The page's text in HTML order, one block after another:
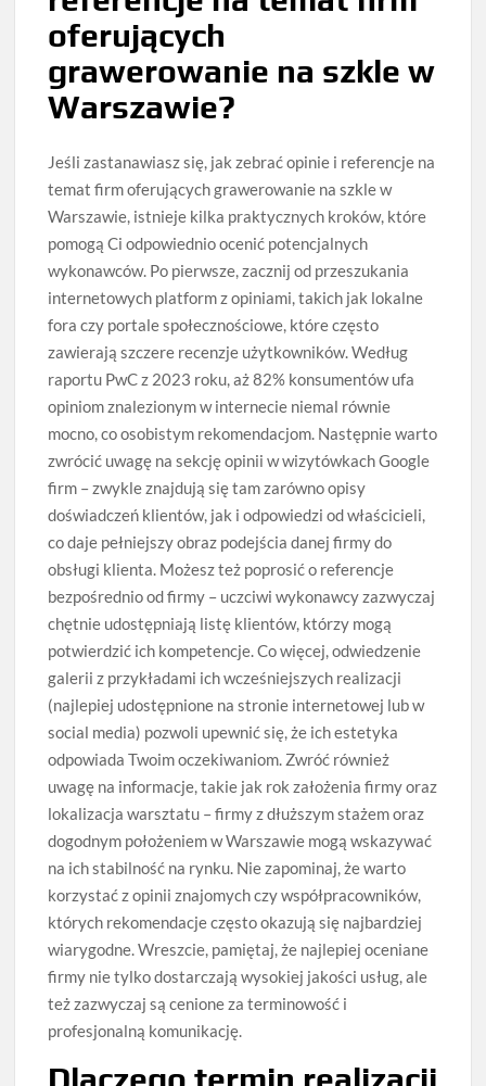
oferujących
grawerowanie na szkle w
Warszawie?
Jeśli zastanawiasz się, jak zebrać opinie i referencje na
temat firm oferujących grawerowanie na szkle w
Warszawie, istnieje kilka praktycznych kroków, które
pomogą Ci odpowiednio ocenić potencjalnych
wykonawców. Po pierwsze, zacznij od przeszukania
internetowych platform z opiniami, takich jak lokalne
fora czy portale społecznościowe, które często
zawierają szczere recenzje użytkowników. Według
raportu PwC z 2023 roku, aż 82% konsumentów ufa
opiniom znalezionym w internecie niemal równie
mocno, co osobistym rekomendacjom. Następnie warto
zwrócić uwagę na sekcję opinii w wizytówkach Google
firm – zwykle znajdują się tam zarówno opisy
doświadczeń klientów, jak i odpowiedzi od właścicieli,
co daje pełniejszy obraz podejścia danej firmy do
obsługi klienta. Możesz też poprosić o referencje
bezpośrednio od firmy – uczciwi wykonawcy zazwyczaj
chętnie udostępniają listę klientów, którzy mogą
potwierdzić ich kompetencje. Co więcej, odwiedzenie
galerii z przykładami ich wcześniejszych realizacji
(najlepiej udostępnione na stronie internetowej lub w
social media) pozwoli upewnić się, że ich estetyka
odpowiada Twoim oczekiwaniom. Zwróć również
uwagę na informacje, takie jak rok założenia firmy oraz
lokalizacja warsztatu – firmy z dłuższym stażem oraz
dogodnym położeniem w Warszawie mogą wskazywać
na ich stabilność na rynku. Nie zapominaj, że warto
korzystać z opinii znajomych czy współpracowników,
których rekomendacje często okazują się najbardziej
wiarygodne. Wreszcie, pamiętaj, że najlepiej oceniane
firmy nie tylko dostarczają wysokiej jakości usług, ale
też zazwyczaj są cenione za terminowość i
profesjonalną komunikację.